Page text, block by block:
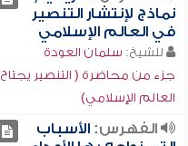
نماذج لإنتشار التنصير
في العالم الإسلامي
للشيخ: سلمان العودة
جزء من محاضرة ( التنصير يجتاح
العالم الإسلامي)
الفهرس:الأسباب